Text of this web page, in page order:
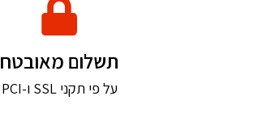
תשלום מאובטח
על פי תקני SSL ו-PCI